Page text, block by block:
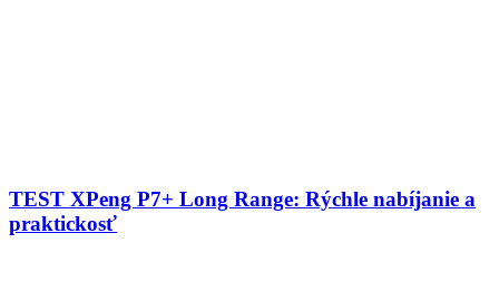
TEST XPeng P7+ Long Range: Rýchle nabíjanie a
praktickosť